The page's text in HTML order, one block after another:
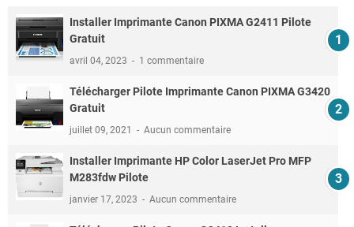
Installer Imprimante Canon PIXMA G2411 Pilote
Gratuit
avril 04, 2023 1 commentaire
Télécharger Pilote Imprimante Canon PIXMA G3420
Gratuit
juillet 09, 2021 Aucun commentaire
Installer Imprimante HP Color LaserJet Pro MFP
M283fdw Pilote
janvier 17, 2023 Aucun commentaire